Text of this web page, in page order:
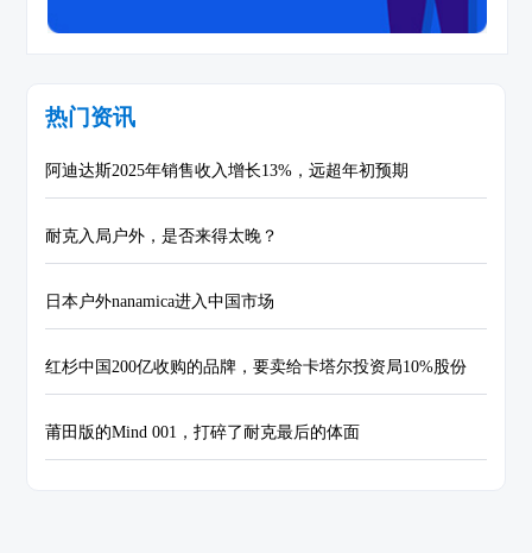
热门资讯
阿迪达斯2025年销售收入增长13%，远超年初预期
耐克入局户外，是否来得太晚？
日本户外nanamica进入中国市场
红杉中国200亿收购的品牌，要卖给卡塔尔投资局10%股份
莆田版的Mind 001，打碎了耐克最后的体面